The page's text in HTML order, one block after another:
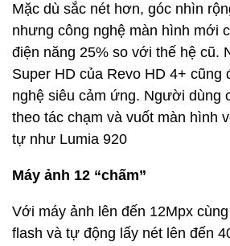
Mặc dù sắc nét hơn, góc nhìn
nhưng công nghệ màn hình mới
điện năng 25% so với thế hệ cũ.
Super HD của Revo HD 4+ cũng
nghệ siêu cảm ứng. Người dùng
theo tác chạm và vuốt màn hình
tự như Lumia 920
Máy ảnh 12 “chấm”
Với máy ảnh lên đến 12Mpx
flash và tự động lấy nét lên đến